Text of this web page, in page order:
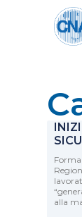
alla